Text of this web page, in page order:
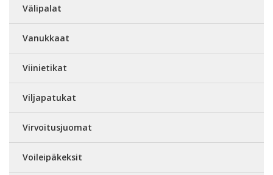
Välipalat
Vanukkaat
Viinietikat
Viljapatukat
Virvoitusjuomat
Voileipäkeksit